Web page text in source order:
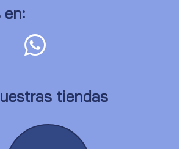
en:
tiendas